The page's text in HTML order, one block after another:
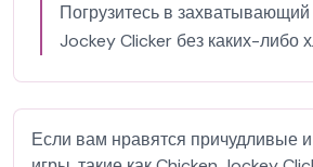
Погрузитесь в
Jockey Clicker без каких-либо
Если вам нравятся причудливые